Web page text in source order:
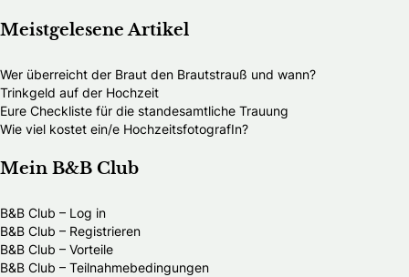
Meistgelesene Artikel
Wer überreicht der Braut den Brautstrauß und wann?
Trinkgeld auf der Hochzeit
Eure Checkliste für die standesamtliche Trauung
Wie viel kostet ein/e HochzeitsfotografIn?
Mein B&B Club
B&B Club – Log in
B&B Club – Registrieren
B&B Club – Vorteile
B&B Club – Teilnahmebedingungen